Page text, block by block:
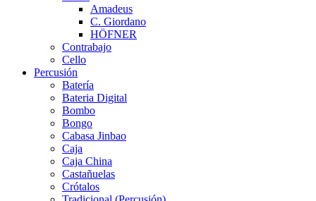
Amadeus
C. Giordano
HÖFNER
Contrabajo
Cello
Percusión
Batería
Bateria Digital
Bombo
Bongo
Cabasa Jinbao
Caja
Caja China
Castañuelas
Crótalos